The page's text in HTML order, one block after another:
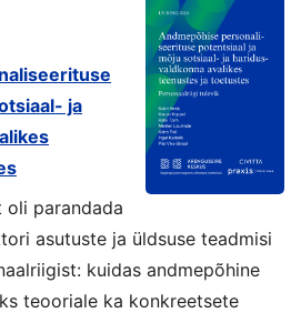
ja
oli parandada
asutuste ja üldsuse teadmisi
kuidas andmepõhine
teooriale ka konkreetsete